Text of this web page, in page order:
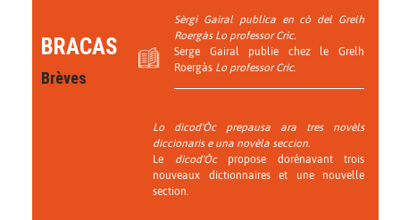
BRACAS
Brèves
Sèrgi Gairal publica en cò del Grelh
Roergàs Lo professor Cric.
Serge Gairal publie chez le Grelh
Roergàs Lo professor Cric.
Lo dicod'Òc prepausa ara tres novèls
diccionaris e una novèla seccion.
Le
dicod'Òcpropose dorénavant trois
nouveaux dictionnaires et une nouvelle
section.